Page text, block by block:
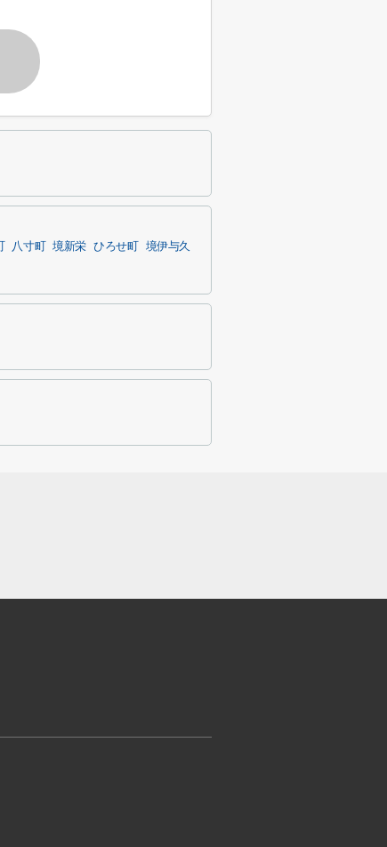
八寸町 境新栄 ひろせ町
境伊与久